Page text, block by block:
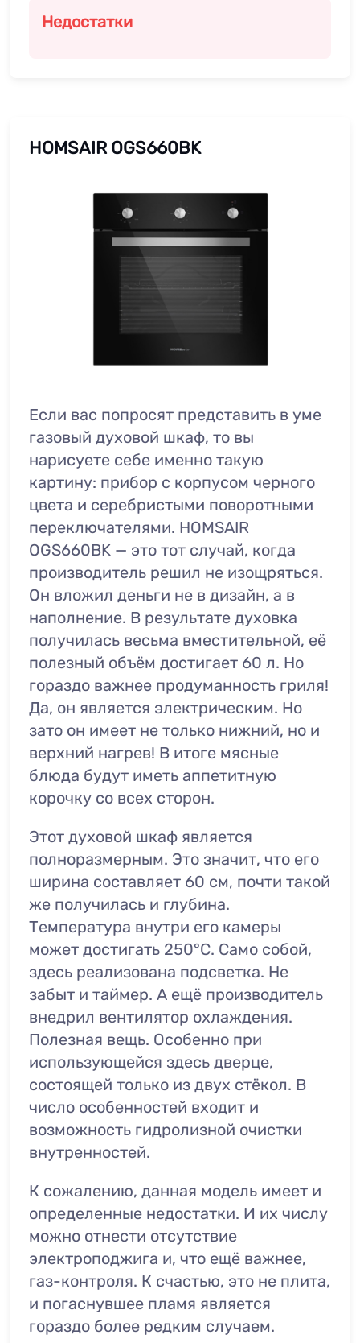
Недостатки
HOMSAIR OGS660BK
Если вас попросят представить в уме
газовый духовой шкаф, то вы
нарисуете себе именно такую
картину: прибор с корпусом черного
цвета и серебристыми поворотными
переключателями. HOMSAIR
OGS660BK — это тот случай, когда
производитель решил не изощряться.
Он вложил деньги не в дизайн, а в
наполнение. В результате духовка
получилась весьма вместительной, её
полезный объём достигает 60 л. Но
гораздо важнее продуманность гриля!
Да, он является электрическим. Но
зато он имеет не только нижний, но и
верхний нагрев! В итоге мясные
блюда будут иметь аппетитную
корочку со всех сторон.
Этот духовой шкаф является
полноразмерным. Это значит, что его
ширина составляет 60 см, почти такой
же получилась и глубина.
Температура внутри его камеры
может достигать 250°C. Само собой,
здесь реализована подсветка. Не
забыт и таймер. А ещё производитель
внедрил вентилятор охлаждения.
Полезная вещь. Особенно при
использующейся здесь дверце,
состоящей только из двух стёкол. В
число особенностей входит и
возможность гидролизной очистки
внутренностей.
К сожалению, данная модель имеет и
определенные недостатки. И их числу
можно отнести отсутствие
электроподжига и, что ещё важнее,
газ-контроля. К счастью, это не плита,
и погаснувшее пламя является
гораздо более редким случаем.